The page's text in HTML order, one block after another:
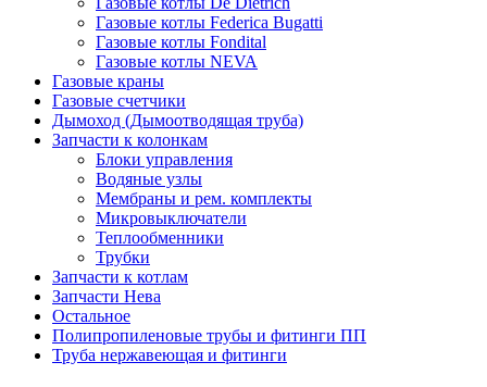
Газовые котлы Federica Bugatti
Газовые котлы Fondital
Газовые котлы NEVA
Газовые краны
Газовые счетчики
Дымоход (Дымоотводящая труба)
Запчасти к колонкам
Блоки управления
Водяные узлы
Мембраны и рем. комплекты
Микровыключатели
Теплообменники
Трубки
Запчасти к котлам
Запчасти Нева
Остальное
Полипропиленовые трубы и фитинги ПП
Труба нержавеющая и фитинги